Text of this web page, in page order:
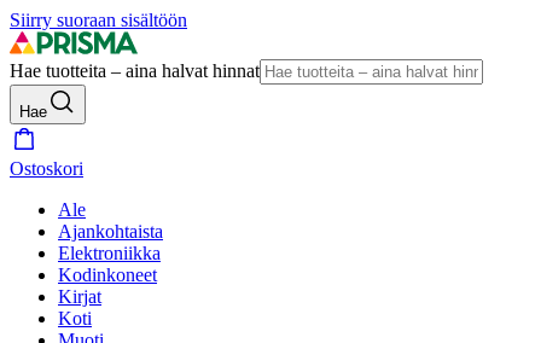
Siirry suoraan sisältöön
Hae tuotteita – aina halvat hinnat
Hae
Ostoskori
Ale
Ajankohtaista
Elektroniikka
Kodinkoneet
Kirjat
Koti